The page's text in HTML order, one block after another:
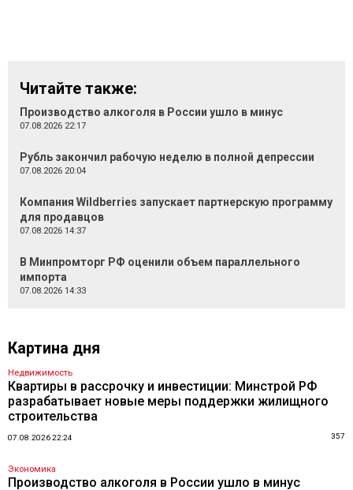
Читайте также:
Производство алкоголя в России ушло в минус
07.08.2026 22:17
Рубль закончил рабочую неделю в полной депрессии
07.08.2026 20:04
Компания Wildberries запускает партнерскую программу
для продавцов
07.08.2026 14:37
В Минпромторг РФ оценили объем параллельного
импорта
07.08.2026 14:33
Картина дня
Недвижимость
Квартиры в рассрочку и инвестиции: Минстрой РФ
разрабатывает новые меры поддержки жилищного
строительства
07.08.2026 22:24 357
Экономика
Производство алкоголя в России ушло в минус